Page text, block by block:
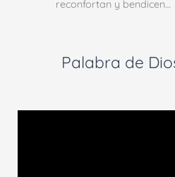
reconfortan y bendicen…
Palabra de